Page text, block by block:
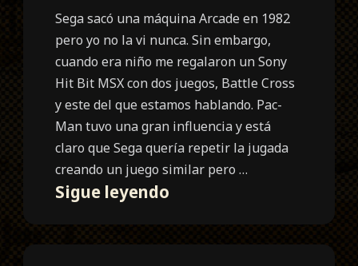
Sega sacó una máquina Arcade en 1982
pero yo no la vi nunca. Sin embargo,
cuando era niño me regalaron un Sony
Hit Bit MSX con dos juegos, Battle Cross
y este del que estamos hablando. Pac-
Man tuvo una gran influencia y está
claro que Sega quería repetir la jugada
creando un juego similar pero …
Sigue leyendo